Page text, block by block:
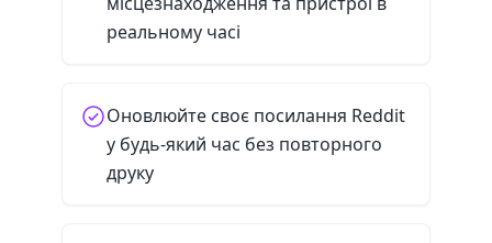
реальному часі
Оновлюйте своє посилання Reddit
у будь-який час без повторного
друку